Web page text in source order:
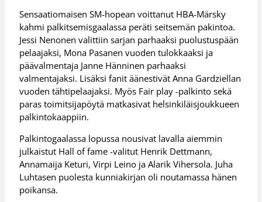
Sensaatiomaisen SM-hopean voittanut HBA-Märsky
kahmi palkitsemisgaalassa peräti seitsemän pakintoa.
Jessi Nenonen valittiin sarjan parhaaksi puolustuspään
pelaajaksi, Mona Pasanen vuoden tulokkaaksi ja
päävalmentaja Janne Hänninen parhaaksi
valmentajaksi. Lisäksi fanit äänestivät Anna Gardziellan
vuoden tähtipelaajaksi. Myös Fair play -palkinto sekä
paras toimitsijapöytä matkasivat helsinkiläisjoukkueen
palkintokaappiin.
Palkintogaalassa lopussa nousivat lavalla aiemmin
julkaistut Hall of fame -valitut Henrik Dettmann,
Annamaija Keturi, Virpi Leino ja Alarik Vihersola. Juha
Luhtasen puolesta kunniakirjan oli noutamassa hänen
poikansa.